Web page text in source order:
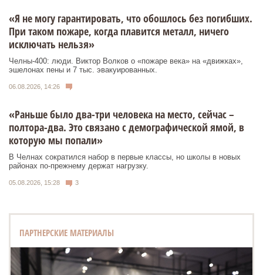
«Я не могу гарантировать, что обошлось без погибших.
При таком пожаре, когда плавится металл, ничего
исключать нельзя»
Челны-400: люди. Виктор Волков о «пожаре века» на «движках»,
эшелонах пены и 7 тыс. эвакуированных.
06.08.2026, 14:26
«Раньше было два-три человека на место, сейчас –
полтора-два. Это связано с демографической ямой, в
которую мы попали»
В Челнах сократился набор в первые классы, но школы в новых
районах по-прежнему держат нагрузку.
05.08.2026, 15:28 3
ПАРТНЕРСКИЕ МАТЕРИАЛЫ